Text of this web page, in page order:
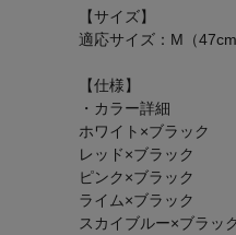
【サイズ】
適応サイズ：M（
【仕様】
・カラー詳細
ホワイト×ブラック
レッド×ブラック
ピンク×ブラック
ライム×ブラック
スカイブルー×ブラッ